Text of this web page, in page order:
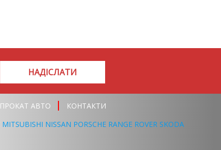
НАДІСЛАТИ
ПРОКАТ АВТО
КОНТАКТИ
MITSUBISHI NISSAN PORSCHE RANGE ROVER SKODA